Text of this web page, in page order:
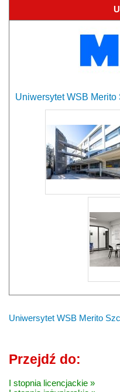
Uniwersytet WSB
Uniwersytet WSB Merito
Przejdź do:
I stopnia licencjackie »